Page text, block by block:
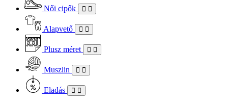
Női cipők
Alapvető
Plusz méret
Muszlin
Eladás